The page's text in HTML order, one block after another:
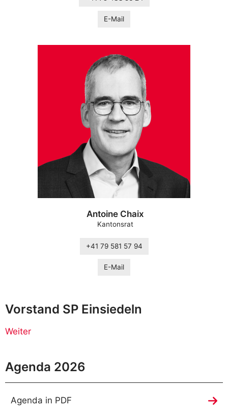
E-Mail
Antoine Chaix
Kantonsrat
+41 79 581 57 94
E-Mail
Vorstand SP Einsiedeln
Weiter
Agenda 2026
Agenda in PDF